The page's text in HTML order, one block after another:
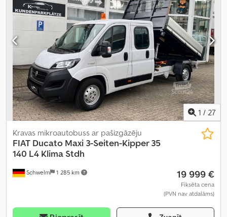
1 / 27
Schwelm 1 285 km
Kravas mikroautobuss ar pašizgāzēju
FIAT Ducato Maxi 3-Seiten-Kipper 35
140 L4 Klima Stdh
19 999 €
Fiksēta cena
(PVN nav atdalāms)